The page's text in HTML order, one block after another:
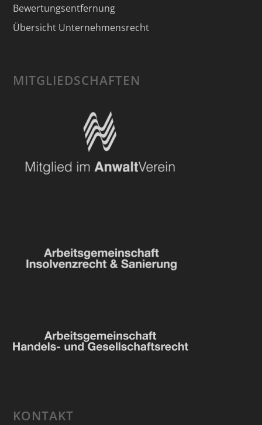
Bewertungsentfernung
Übersicht Unternehmensrecht
MITGLIEDSCHAFTEN
KONTAKT